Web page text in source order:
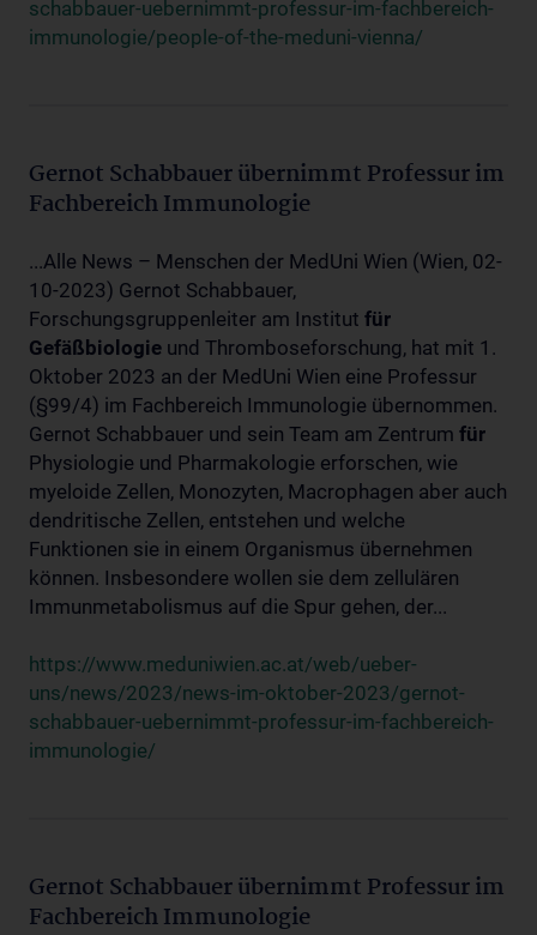
schabbauer-uebernimmt-professur-im-fachbereich-
immunologie/people-of-the-meduni-vienna/
Gernot Schabbauer übernimmt Professur im
Fachbereich Immunologie
...Alle News – Menschen der MedUni Wien (Wien, 02-
10-2023) Gernot Schabbauer,
Forschungsgruppenleiter am Institut für
Gefäßbiologie und Thromboseforschung, hat mit 1.
Oktober 2023 an der MedUni Wien eine Professur
(§99/4) im Fachbereich Immunologie übernommen.
Gernot Schabbauer und sein Team am Zentrum für
Physiologie und Pharmakologie erforschen, wie
myeloide Zellen, Monozyten, Macrophagen aber auch
dendritische Zellen, entstehen und welche
Funktionen sie in einem Organismus übernehmen
können. Insbesondere wollen sie dem zellulären
Immunmetabolismus auf die Spur gehen, der...
https://www.meduniwien.ac.at/web/ueber-
uns/news/2023/news-im-oktober-2023/gernot-
schabbauer-uebernimmt-professur-im-fachbereich-
immunologie/
Gernot Schabbauer übernimmt Professur im
Fachbereich Immunologie